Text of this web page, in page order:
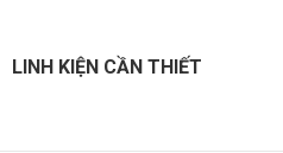
LINH KIỆN CẦN THIẾT